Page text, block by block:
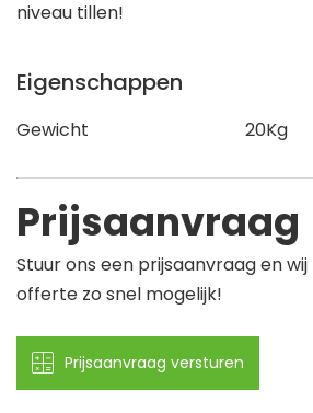
niveau tillen!
Eigenschappen
Gewicht 20Kg
Prijsaanvraag
Stuur ons een prijsaanvraag en
offerte zo snel mogelijk!
Prijsaanvraag versturen